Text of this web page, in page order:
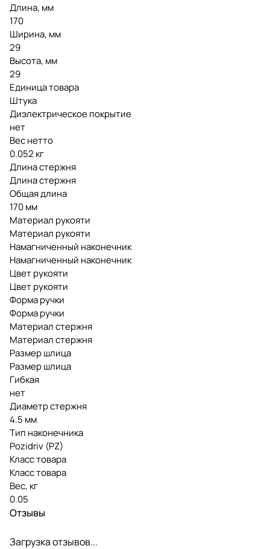
Длина, мм
170
Ширина, мм
29
Высота, мм
29
Единица товара
Штука
Диэлектрическое покрытие
нет
Вес нетто
0.052 кг
Длина стержня
Длина стержня
Общая длина
170 мм
Материал рукояти
Материал рукояти
Намагниченный наконечник
Намагниченный наконечник
Цвет рукояти
Цвет рукояти
Форма ручки
Форма ручки
Материал стержня
Материал стержня
Размер шлица
Размер шлица
Гибкая
нет
Диаметр стержня
4.5 мм
Тип наконечника
Pozidriv (PZ)
Класс товара
Класс товара
Вес, кг
0.05
Отзывы
Загрузка отзывов...